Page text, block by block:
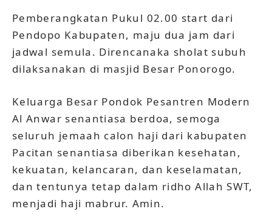
Pemberangkatan Pukul 02.00 start dari
Pendopo Kabupaten, maju dua jam dari
jadwal semula. Direncanaka sholat subuh
dilaksanakan di masjid Besar Ponorogo.
Keluarga Besar Pondok Pesantren Modern
Al Anwar senantiasa berdoa, semoga
seluruh jemaah calon haji dari kabupaten
Pacitan senantiasa diberikan kesehatan,
kekuatan, kelancaran, dan keselamatan,
dan tentunya tetap dalam ridho Allah SWT,
menjadi haji mabrur. Amin.